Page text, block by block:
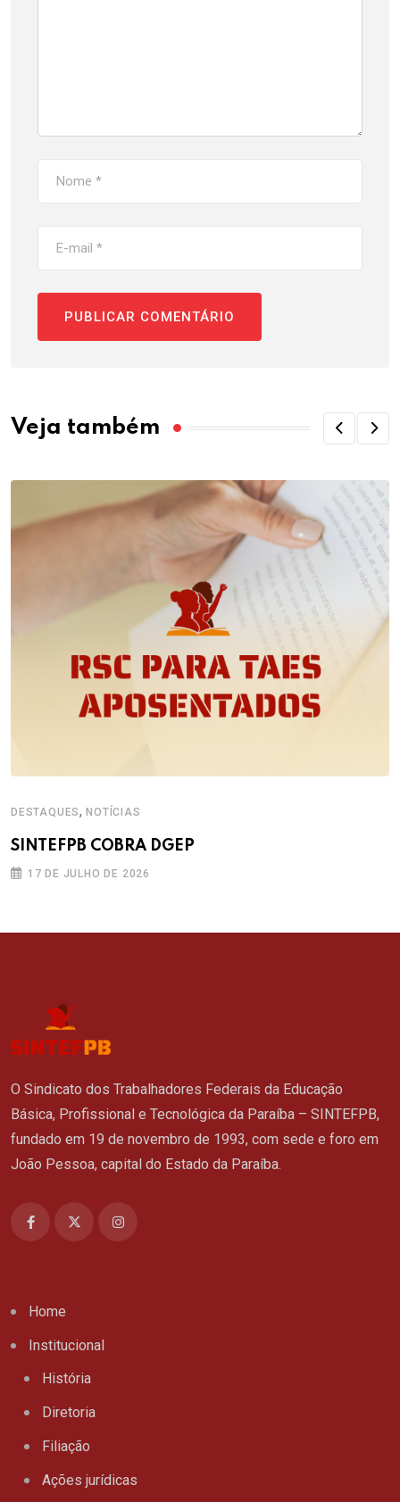
Veja também
DESTAQUES,NOTÍCIAS
SINTEFPB COBRA DGEP
17 DE JULHO DE 2026
O Sindicato dos Trabalhadores Federais da Educação
Básica, Profissional e Tecnológica da Paraíba – SINTEFPB,
fundado em 19 de novembro de 1993, com sede e foro em
João Pessoa, capital do Estado da Paraíba.
Home
Institucional
História
Diretoria
Filiação
Ações jurídicas